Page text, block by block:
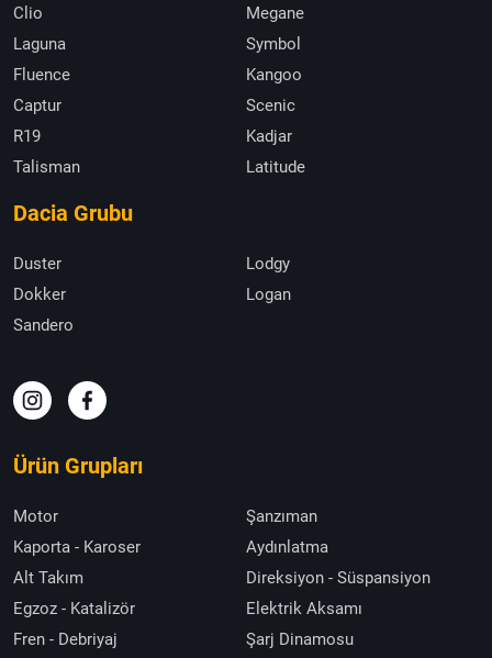
Clio
Megane
Laguna
Symbol
Fluence
Kangoo
Captur
Scenic
R19
Kadjar
Talisman
Latitude
Dacia Grubu
Duster
Lodgy
Dokker
Logan
Sandero
Ürün Grupları
Motor
Şanzıman
Kaporta - Karoser
Aydınlatma
Alt Takım
Direksiyon - Süspansiyon
Egzoz - Katalizör
Elektrik Aksamı
Fren - Debriyaj
Şarj Dinamosu